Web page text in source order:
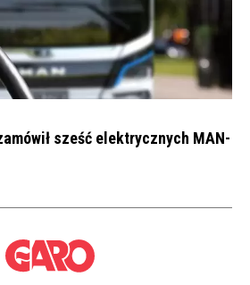
sześć elektrycznych MAN-